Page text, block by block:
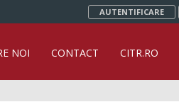
AUTENTIFICARE
NOI CONTACT CITR.RO